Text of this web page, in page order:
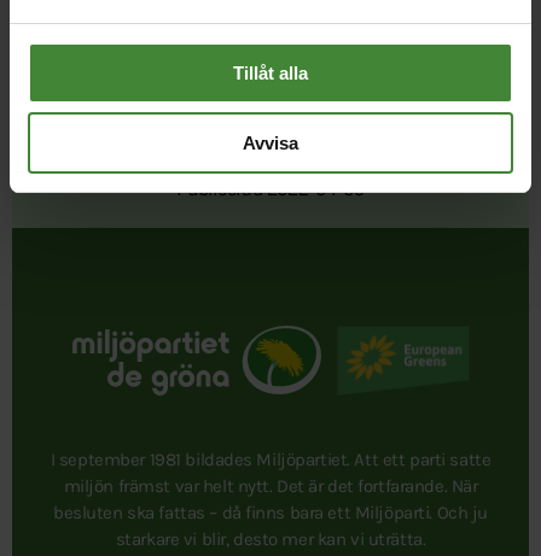
Tillåt alla
Avvisa
Publicerad 2022-04-05
I september 1981 bildades Miljöpartiet. Att ett parti satte
miljön främst var helt nytt. Det är det fortfarande. När
besluten ska fattas – då finns bara ett Miljöparti. Och ju
starkare vi blir, desto mer kan vi uträtta.